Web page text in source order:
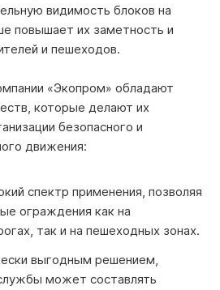
видимость блоков на
повышает их заметность и
и пешеходов.
«Экопром» обладают
которые делают их
безопасного и
движения:
спектр применения, позволяя
ограждения как на
так и на пешеходных зонах.
выгодным решением,
может составлять